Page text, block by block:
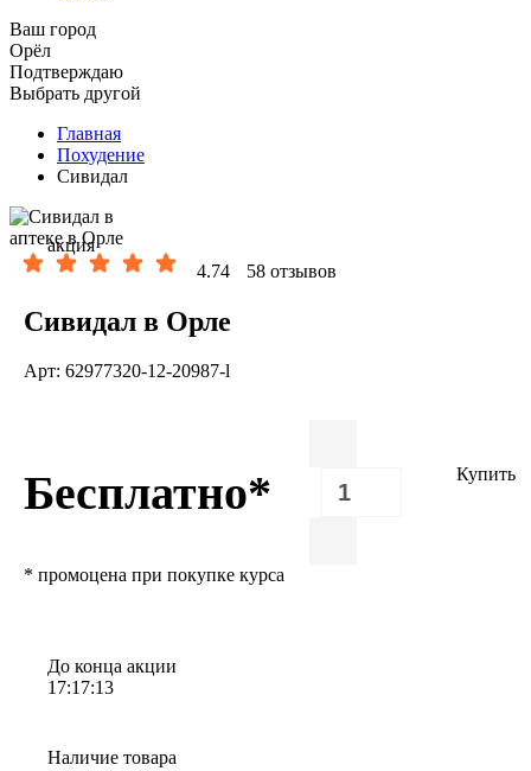
Ваш город
Орёл
Подтверждаю
Выбрать другой
Главная
Похудение
Сивидал
акция
4.74
58 отзывов
Сивидал в Орле
Арт: 62977320-12-20987-l
Бесплатно* Купить
* промоцена при покупке курса
До конца акции
17:17:12
Наличие товара